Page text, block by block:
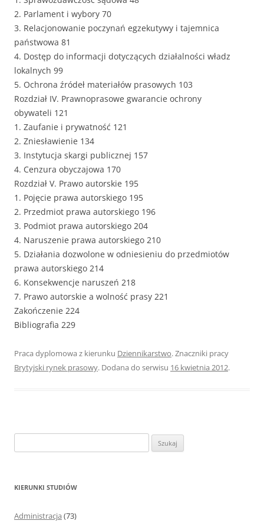
2. Parlament i wybory 70
3. Relacjonowanie poczynań egzekutywy i tajemnica
państwowa 81
4. Dostęp do informacji dotyczących działalności władz
lokalnych 99
5. Ochrona źródeł materiałów prasowych 103
Rozdział IV. Prawnoprasowe gwarancie ochrony
obywateli 121
1. Zaufanie i prywatność 121
2. Zniesławienie 134
3. Instytucja skargi publicznej 157
4. Cenzura obyczajowa 170
Rozdział V. Prawo autorskie 195
1. Pojęcie prawa autorskiego 195
2. Przedmiot prawa autorskiego 196
3. Podmiot prawa autorskiego 204
4. Naruszenie prawa autorskiego 210
5. Działania dozwolone w odniesieniu do przedmiotów
prawa autorskiego 214
6. Konsekwencje naruszeń 218
7. Prawo autorskie a wolność prasy 221
Zakończenie 224
Bibliografia 229
Praca dyplomowa z kierunku Dziennikarstwo. Znaczniki pracy
Brytyjski rynek prasowy. Dodana do serwisu 16 kwietnia 2012.
z
KIERUNKI STUDIÓW
Administracja (73)